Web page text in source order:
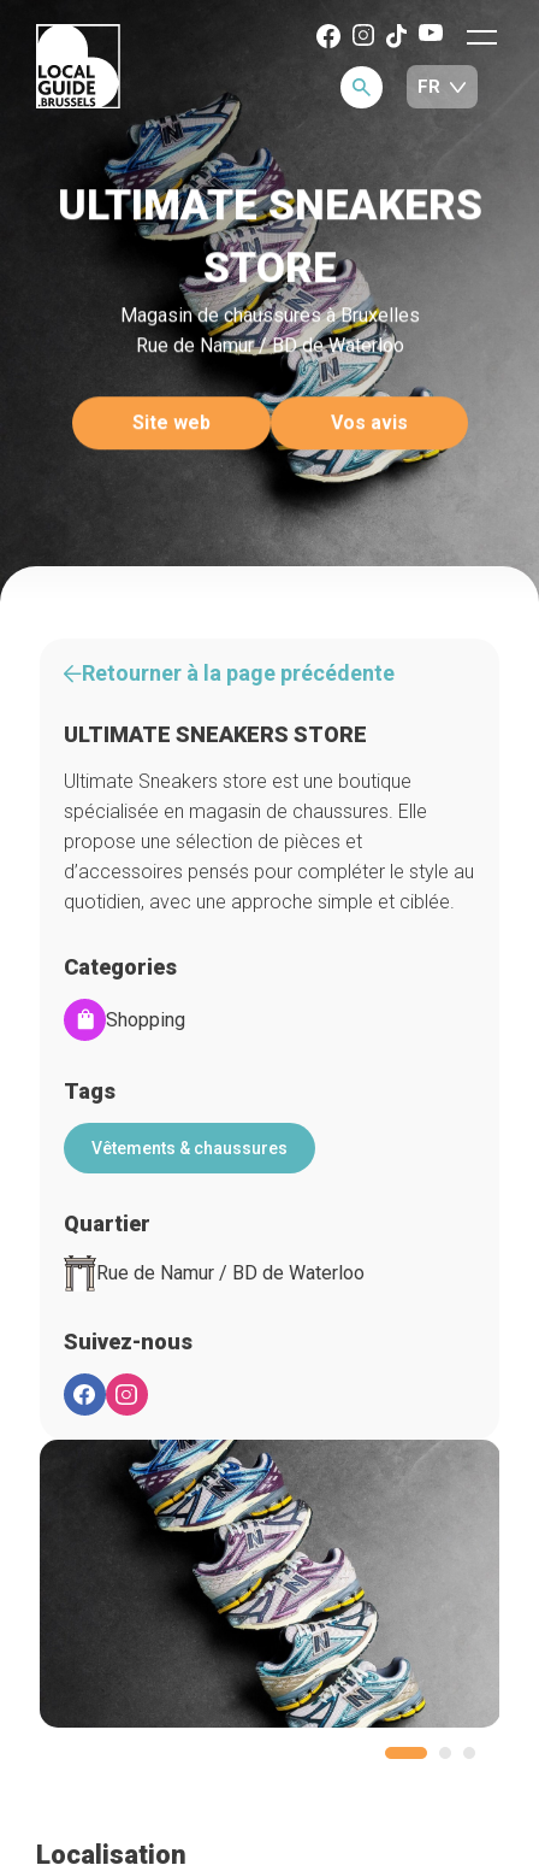
ULTIMATE SNEAKERS
STORE
Magasin de chaussures à Bruxelles
Rue de Namur / BD de Waterloo
Site web Vos avis
Retourner à la page précédente
ULTIMATE SNEAKERS STORE
Ultimate Sneakers store est une boutique
spécialisée en magasin de chaussures. Elle
propose une sélection de pièces et
d’accessoires pensés pour compléter le style au
quotidien, avec une approche simple et ciblée.
Categories
Shopping
Tags
Vêtements & chaussures
Quartier
Rue de Namur / BD de Waterloo
Suivez-nous
Localisation